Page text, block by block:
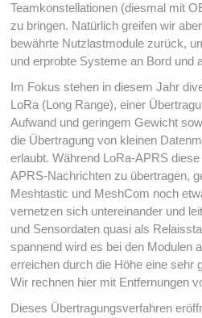
Teamkonstellationen (diesmal mit
zu bringen. Natürlich greifen wir
bewährte Nutzlastmodule zurück,
und erprobte Systeme an Bord und
Im Fokus stehen in diesem Jahr
LoRa (Long Range), einer
Aufwand und geringem Gewicht
die Übertragung von kleinen
erlaubt. Während LoRa-APRS
APRS-Nachrichten zu übertragen,
Meshtastic und MeshCom noch
vernetzen sich untereinander und
und Sensordaten quasi als
spannend wird es bei den Modulen
erreichen durch die Höhe eine sehr
Wir rechnen hier mit Entfernungen
Dieses Übertragungsverfahren